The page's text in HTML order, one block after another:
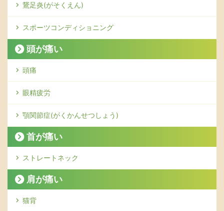
鵞足炎(がそくえん)
スポーツコンディショニング
頭が痛い
頭痛
眼精疲労
顎関節症(がくかんせつしょう)
首が痛い
ストレートネック
肩が痛い
猫背